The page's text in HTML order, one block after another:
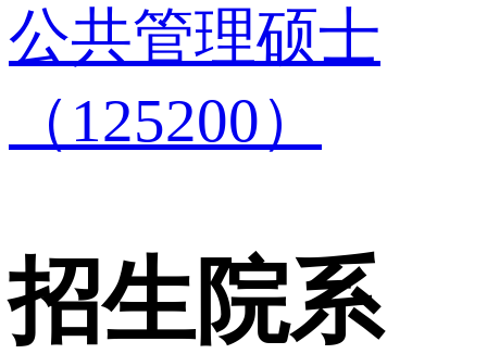
公共管理硕士
（125200）
招生院系